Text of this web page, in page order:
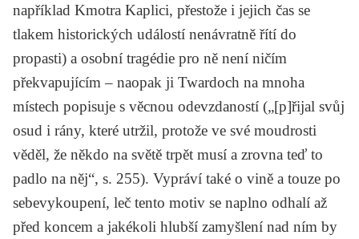
například Kmotra Kaplici, přestože i jejich čas se
tlakem historických událostí nenávratně řítí do
propasti) a osobní tragédie pro ně není ničím
překvapujícím – naopak ji Twardoch na mnoha
místech popisuje s věcnou odevzdaností („[p]řijal svůj
osud i rány, které utržil, protože ve své moudrosti
věděl, že někdo na světě trpět musí a zrovna teď to
padlo na něj“, s. 255). Vypráví také o vině a touze po
sebevykoupení, leč tento motiv se naplno odhalí až
před koncem a jakékoli hlubší zamyšlení nad ním by